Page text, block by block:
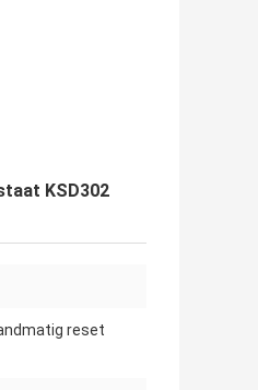
KSD302
reset